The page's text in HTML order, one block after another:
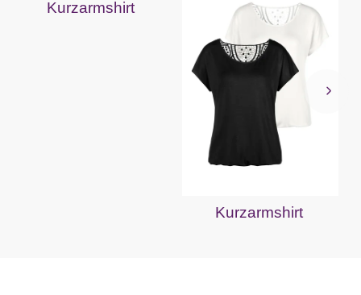
Kurzarmshirt
Kurzarmshirt